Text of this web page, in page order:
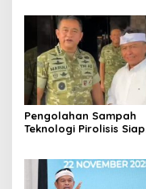
Pengolahan Sampah
Teknologi Pirolisis Siap
Barat